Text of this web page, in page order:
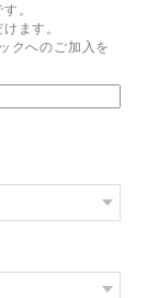
。
ます。
クへのご加入を